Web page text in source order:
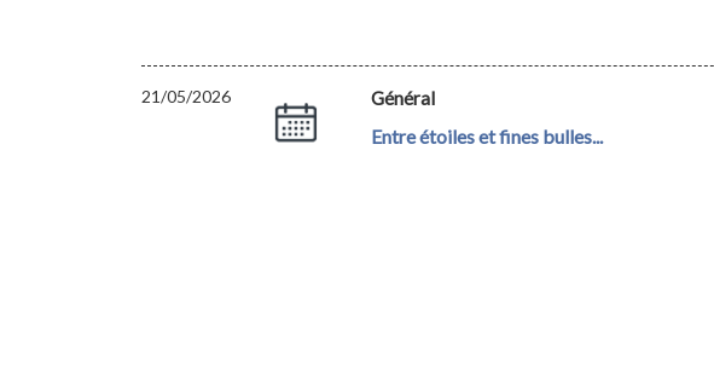
21/05/2026 Général
Entre étoiles et fines bulles...